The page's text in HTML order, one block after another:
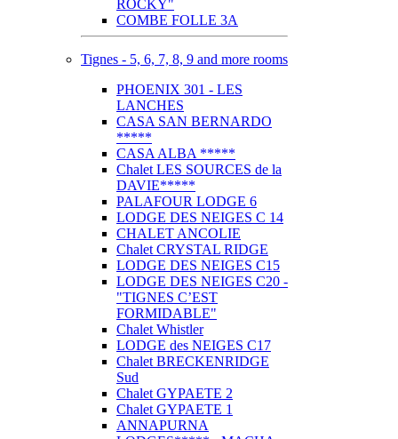
ROCKY"
COMBE FOLLE 3A
Tignes - 5, 6, 7, 8, 9 and more rooms
PHOENIX 301 - LES
LANCHES
CASA SAN BERNARDO
*****
CASA ALBA *****
Chalet LES SOURCES de la
DAVIE*****
PALAFOUR LODGE 6
LODGE DES NEIGES C 14
CHALET ANCOLIE
Chalet CRYSTAL RIDGE
LODGE DES NEIGES C15
LODGE DES NEIGES C20 -
"TIGNES C’EST
FORMIDABLE"
Chalet Whistler
LODGE des NEIGES C17
Chalet BRECKENRIDGE
Sud
Chalet GYPAETE 2
Chalet GYPAETE 1
ANNAPURNA